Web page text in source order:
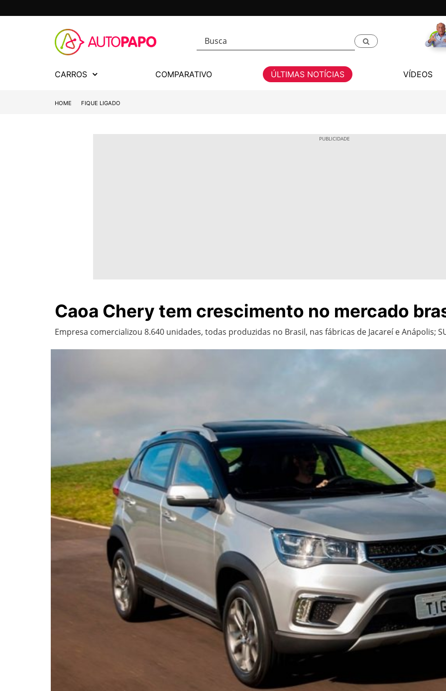
CARROS COMPARATIVO ÚLTIMAS NOTÍCIAS VÍDEOS
HOME FIQUE LIGADO
Caoa Chery tem crescimento no mercado
Empresa comercializou 8.640 unidades, todas produzidas no Brasil, nas fábricas de Jacareí e Anápolis;